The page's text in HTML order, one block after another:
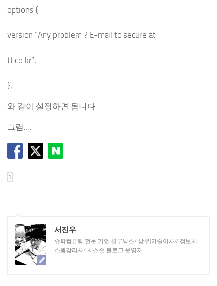
options {
version “Any problem ? E-mail to secure at
tt.co.kr”;
};
와 같이 설정하면 됩니다…
그럼….
서진우
슈퍼컴퓨팅 전문 기업 클루닉스/ 상무(기술이사)/ 정보시
스템감리사/ 시스존 블로그 운영자